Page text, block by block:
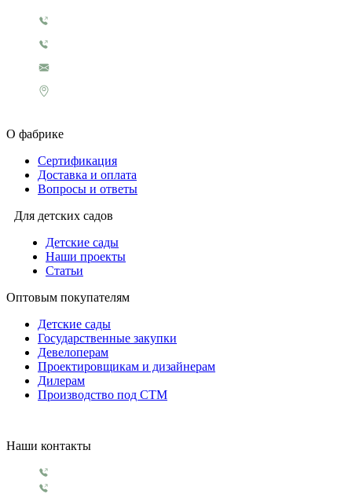
О фабрике
Сертификация
Доставка и оплата
Вопросы и ответы
Для детских садов
Детские сады
Наши проекты
Статьи
Оптовым покупателям
Детские сады
Государственные закупки
Девелоперам
Проектировщикам и дизайнерам
Дилерам
Производство под СТМ
Наши контакты